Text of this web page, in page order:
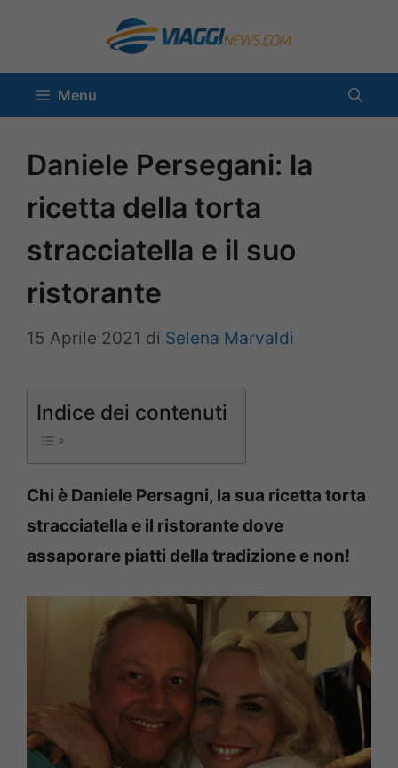
contenuto
Menu
Daniele Persegani: la
ricetta della torta
stracciatella e il suo
ristorante
15 Aprile 2021 di Selena Marvaldi
Indice dei contenuti
Chi è Daniele Persagni, la sua ricetta torta
stracciatella e il ristorante dove
assaporare piatti della tradizione e non!